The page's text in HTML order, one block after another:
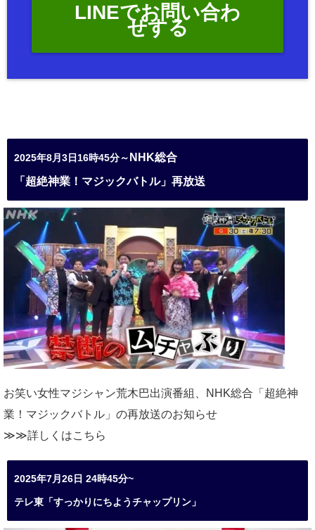
LINEでお問い合わ
せする
2025年8月3日16時45分～ NHK総合
「超絶神業！マジックバトル」再放送
お笑い女性マジシャン荒木巴出演番組、
NHK総合「超絶神
業！マジックバトル」の再放送のお知らせ
≫≫詳しくはこちら
2025年7月26日 24時45分~
テレ東「すっかりにちようチャップリン」